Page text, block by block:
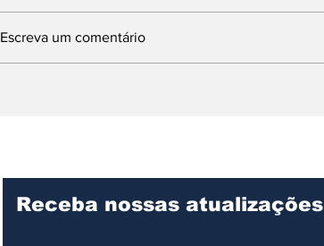
Escreva um comentário
Receba nossas atualizações